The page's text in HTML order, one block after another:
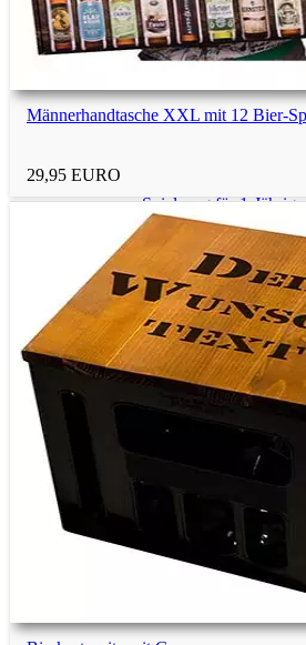
Scherzgeschenke
Spielzeug
Spielzeug für 1-Jährige
Spielzeug für 2-Jährige
Spielzeug für 3-Jährige
Spielzeug für 4-Jährige
Spielzeug unter 10 Euro
Männerhandtasche XXL mit 12 Bier-
29,95 EURO